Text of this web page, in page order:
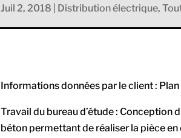
Juil 2, 2018
Distribution électrique,
Informations données par le client :
Travail du bureau d’étude : Conception
béton permettant de réaliser la pièce